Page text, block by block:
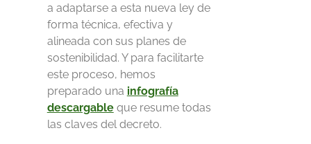
a adaptarse a esta nueva ley de
forma técnica, efectiva y
alineada con sus planes de
sostenibilidad. Y para facilitarte
este proceso, hemos
preparado una infografía
descargableque resume todas
las claves del decreto.